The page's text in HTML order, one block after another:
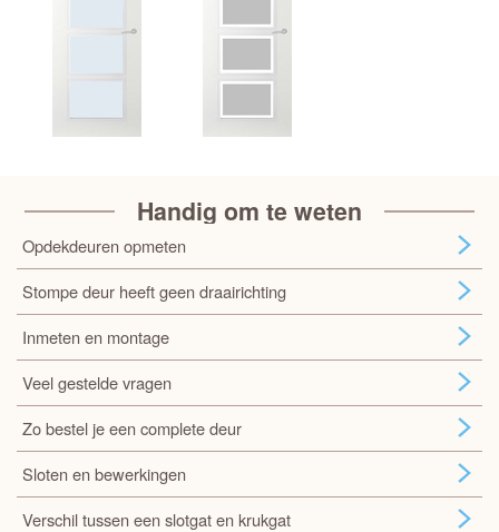
Handig om te weten
Opdekdeuren opmeten
Stompe deur heeft geen draairichting
Inmeten en montage
Veel gestelde vragen
Zo bestel je een complete deur
Sloten en bewerkingen
Verschil tussen een slotgat en krukgat